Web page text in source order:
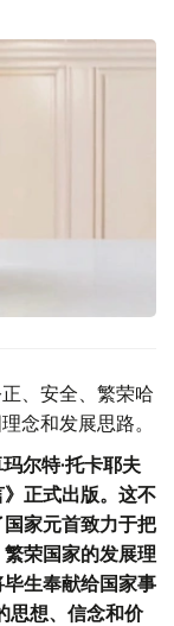
、安全、繁荣哈
念和发展思路。
尔特·托卡耶夫
正式出版。这不
家元首致力于把
荣国家的发展理
生奉献给国家事
思想、信念和价